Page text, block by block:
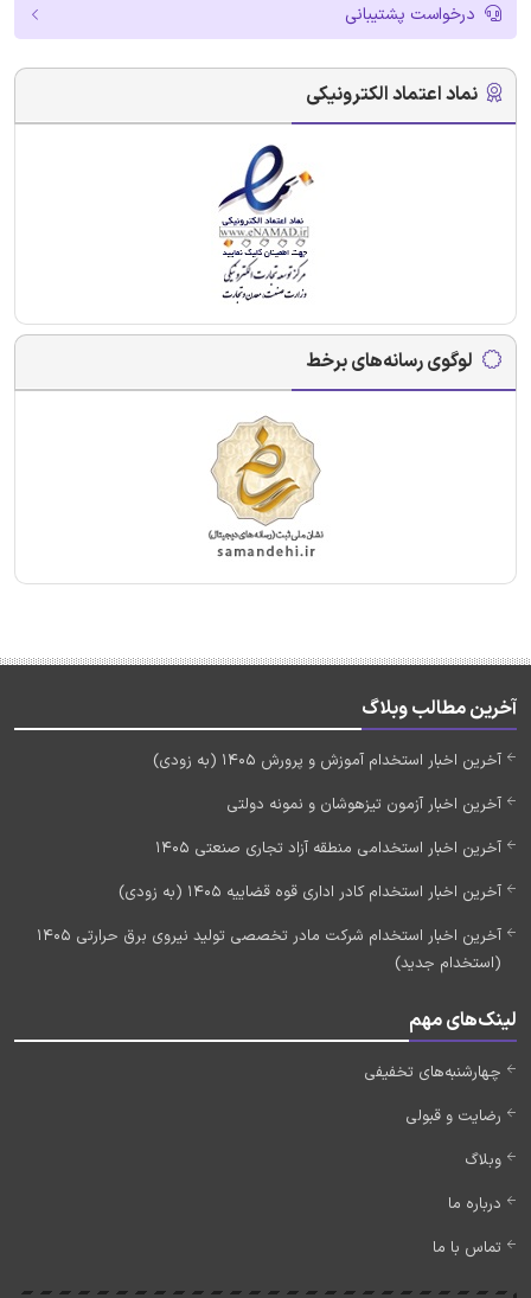
درخواست پشتیبانی
نماد اعتماد الکترونیکی
لوگوی رسانه‌های برخط
آخرین مطالب وبلاگ
آخرین اخبار استخدام آموزش و پرورش 1405 (به زودی)
آخرین اخبار آزمون تیزهوشان و نمونه دولتی
آخرین اخبار استخدامی منطقه آزاد تجاری صنعتی 1405
آخرین اخبار استخدام کادر اداری قوه قضاییه 1405 (به زودی)
آخرین اخبار استخدام شرکت مادر تخصصی تولید نیروی برق حرارتی 1405
(استخدام جدید)
لینک‌های مهم
چهارشنبه‌های تخفیفی
رضایت و قبولی
وبلاگ
درباره ما
تماس با ما